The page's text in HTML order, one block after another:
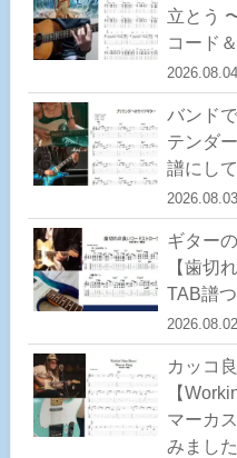
立とう
コード
2026.08.04
バンド
テンダ
譜にし
2026.08.03
ギター
【歯切
TAB譜
2026.08.02
カッコ
【
マーカ
みました